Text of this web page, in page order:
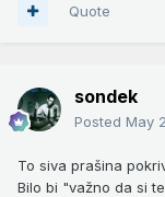
Quote
sondek
Posted May
To siva prašina
Bilo bi "važno da si